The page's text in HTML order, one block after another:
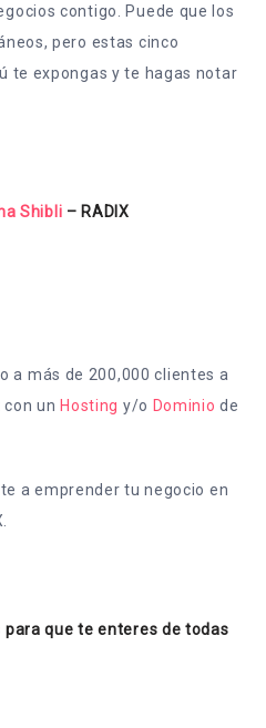
contigo. Puede que los
pero estas cinco
te expongas y te hagas notar
Shibli – RADIX
a más de 200,000 clientes a
un Hosting y/o Dominiode
a emprender tu negocio en
que te enteres de todas